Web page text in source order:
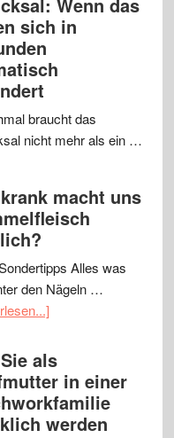
sich in
braucht das
nicht mehr als ein …
macht uns
Alles was
den Nägeln …
als
in einer
werden